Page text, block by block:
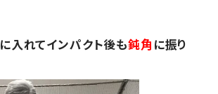
に入れてインパクト後も鈍角 に振り